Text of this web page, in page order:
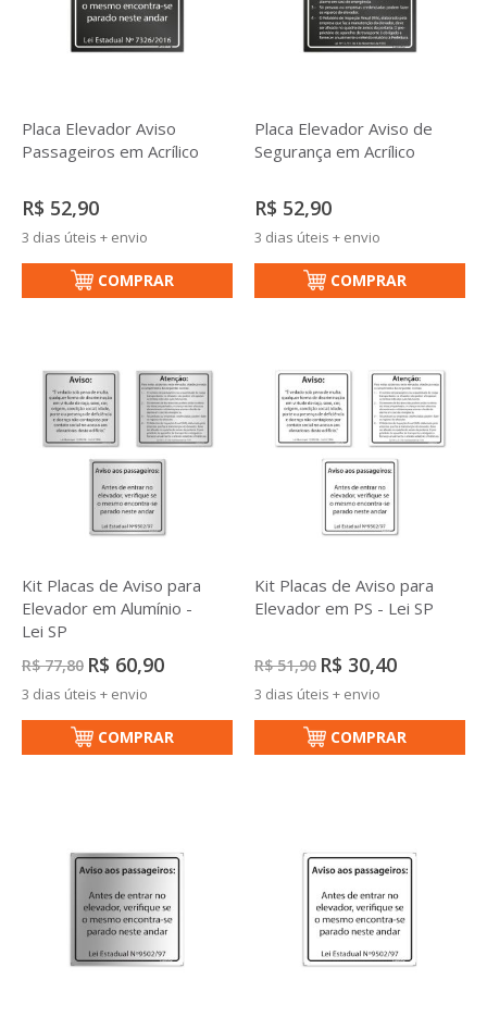
Placa Elevador Aviso
Passageiros em Acrílico
R$ 52,90
3 dias úteis + envio
COMPRAR
Placa Elevador Aviso de
Segurança em Acrílico
R$ 52,90
3 dias úteis + envio
COMPRAR
Kit Placas de Aviso para
Elevador em Alumínio -
Lei SP
R$ 77,80 Preço
Especial
R$ 60,90
3 dias úteis + envio
COMPRAR
Kit Placas de Aviso para
Elevador em PS - Lei SP
R$ 51,90 Preço
Especial
R$ 30,40
3 dias úteis + envio
COMPRAR